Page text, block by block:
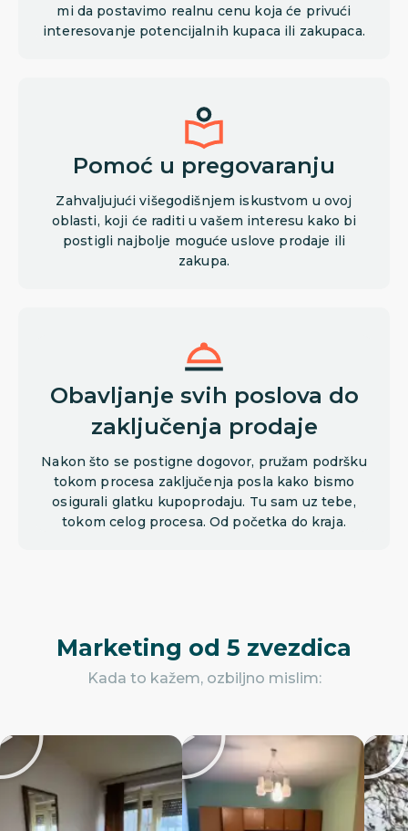
mi da postavimo realnu cenu koja će privući
interesovanje potencijalnih kupaca ili zakupaca.
Pomoć u pregovaranju
Zahvaljujući višegodišnjem iskustvom u ovoj
oblasti, koji će raditi u vašem interesu kako bi
postigli najbolje moguće uslove prodaje ili
zakupa.
Obavljanje svih poslova do
zaključenja prodaje
Nakon što se postigne dogovor, pružam podršku
tokom procesa zaključenja posla kako bismo
osigurali glatku kupoprodaju. Tu sam uz tebe,
tokom celog procesa. Od početka do kraja.
Marketing od 5 zvezdica
Kada to kažem, ozbiljno mislim: